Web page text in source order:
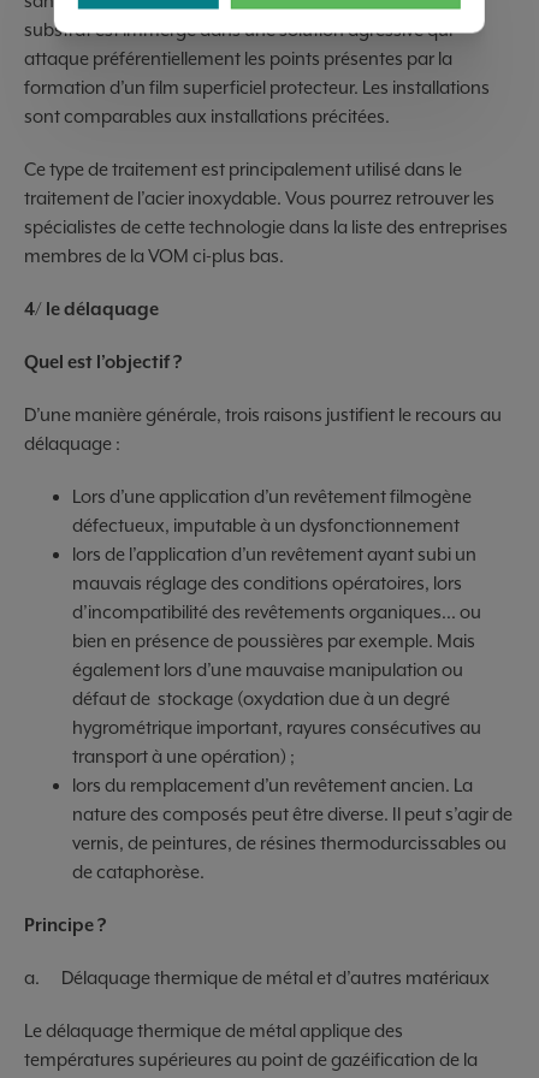
substrat est immergé dans une solution agressive qui
attaque préférentiellement les points présentes par la
formation d’un film superficiel protecteur. Les installations
sont comparables aux installations précitées.
Ce type de traitement est principalement utilisé dans le
traitement de l’acier inoxydable. Vous pourrez retrouver les
spécialistes de cette technologie dans la liste des entreprises
membres de la VOM ci-plus bas.
4/ le délaquage
Quel est l’objectif ?
D’une manière générale, trois raisons justifient le recours au
délaquage :
Lors d’une application d’un revêtement filmogène
défectueux, imputable à un dysfonctionnement
lors de l’application d’un revêtement ayant subi un
mauvais réglage des conditions opératoires, lors
d’incompatibilité des revêtements organiques... ou
bien en présence de poussières par exemple. Mais
également lors d’une mauvaise manipulation ou
défaut de stockage (oxydation due à un degré
hygrométrique important, rayures consécutives au
transport à une opération) ;
lors du remplacement d’un revêtement ancien. La
nature des composés peut être diverse. Il peut s’agir de
vernis, de peintures, de résines thermodurcissables ou
de cataphorèse.
Principe ?
a. Délaquage thermique de métal et d’autres matériaux
Le délaquage thermique de métal applique des
températures supérieures au point de gazéification de la